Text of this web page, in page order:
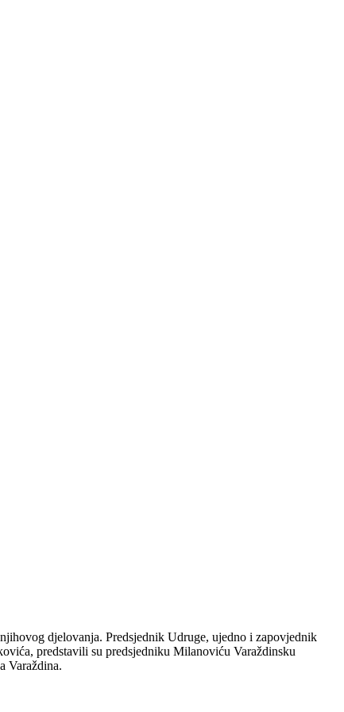
djelovanja. Predsjednik Udruge, ujedno i zapovjednik
predstavili su predsjedniku Milanoviću Varaždinsku
Varaždina.